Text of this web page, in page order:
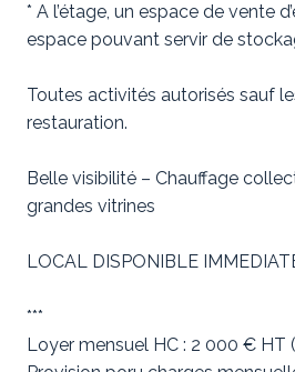
* A l’étage, un espace de vente
espace pouvant servir de
Toutes activités autorisés sauf
restauration.
Belle visibilité – Chauffage
grandes vitrines
LOCAL DISPONIBLE
***
Loyer mensuel HC : 2 000 € HT